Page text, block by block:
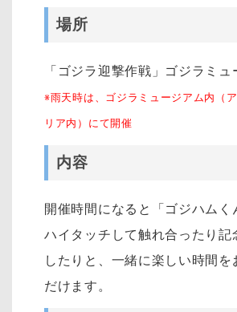
場所
「ゴジラ迎撃作戦」ゴジラミ
※雨天時は、ゴジラミュージアム内（
リア内）にて開催
内容
開催時間になると「ゴジハムく
ハイタッチして触れ合ったり記
したりと、一緒に楽しい時間を
だけます。